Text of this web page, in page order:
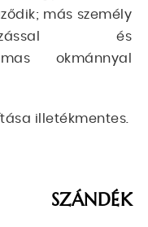
más személy
és
okmánnyal
illetékmentes.
SZÁNDÉK